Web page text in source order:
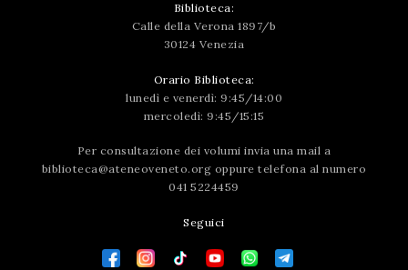
Biblioteca:
Calle della Verona 1897/b
30124 Venezia
Orario Biblioteca:
lunedì e venerdì: 9:45/14:00
mercoledì: 9:45/15:15
Per consultazione dei volumi invia una mail a
biblioteca@ateneoveneto.org oppure telefona al numero
041 5224459
Seguici